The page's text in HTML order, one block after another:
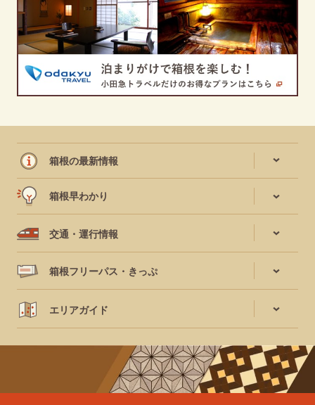
箱根の最新情報
箱根早わかり
交通・運行情報
箱根フリーパス・きっぷ
エリアガイド